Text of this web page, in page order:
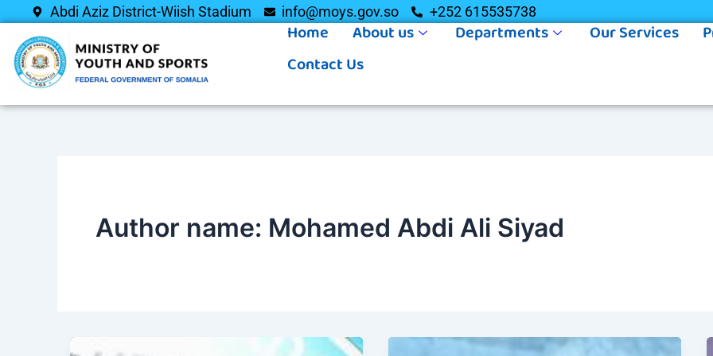
content
Abdi Aziz District-Wiish Stadium info@moys.gov.so +252 615535738
Home About us Departments Our Services
Contact Us
Author name: Mohamed Abdi Ali Siyad